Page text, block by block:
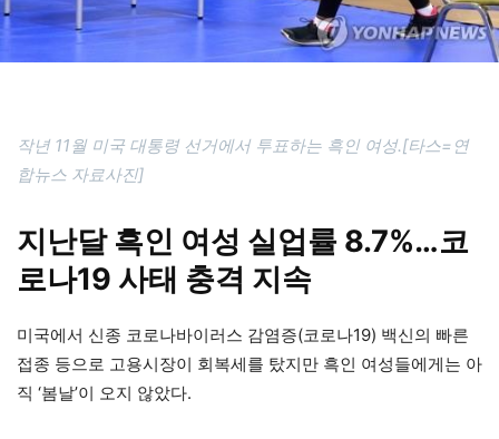
작년 11월 미국 대통령 선거에서 투표하는 흑인 여성.[타스=연
합뉴스 자료사진]
지난달 흑인 여성 실업률 8.7%…코
로나19 사태 충격 지속
미국에서 신종 코로나바이러스 감염증(코로나19) 백신의 빠른
접종 등으로 고용시장이 회복세를 탔지만 흑인 여성들에게는 아
직 ‘봄날’이 오지 않았다.